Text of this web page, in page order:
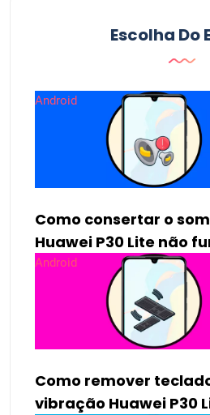
Escolha Do
Android
Como consertar o
Huawei P30 Lite não
Android
Como remover
vibração Huawei P30